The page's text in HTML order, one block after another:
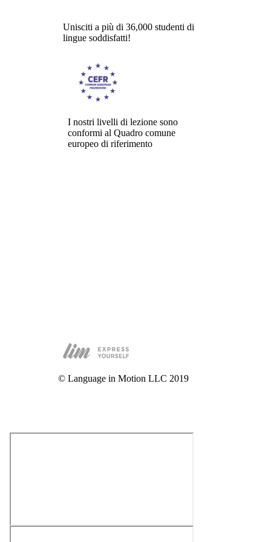
Unisciti a più di 36,000 studenti di
lingue soddisfatti!
I nostri livelli di lezione sono
conformi al Quadro comune
europeo di riferimento
© Language in Motion LLC 2019